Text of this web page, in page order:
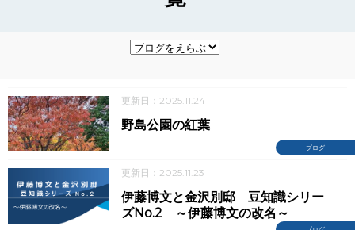
更新日：2025.11.24
ブログ
野島公園の紅葉
更新日：2025.11.23
伊藤博文と金沢別邸 豆知識シリー
ズNo.2 ～伊藤博文の改名～